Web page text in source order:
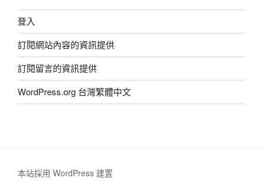
登入
訂閱網站內容的資訊提供
訂閱留言的資訊提供
WordPress.org 台灣繁體中文
本站採用 WordPress 建置